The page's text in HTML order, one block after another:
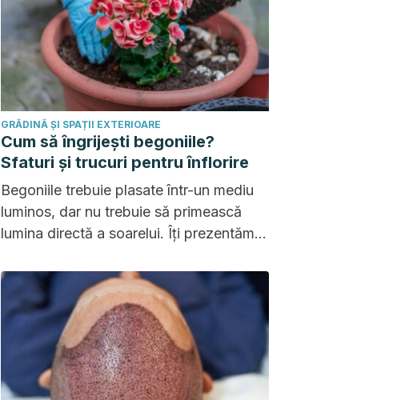
GRĂDINĂ ȘI SPAȚII EXTERIOARE
Cum să îngrijești begoniile?
Sfaturi și trucuri pentru înflorire
Begoniile trebuie plasate într-un mediu
luminos, dar nu trebuie să primească
lumina directă a soarelui. Îți prezentăm
acestea să înflorească pe tot parcursul
anului!